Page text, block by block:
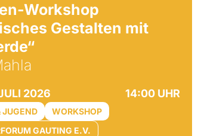
Workshop
Gestalten mit
2026 14:00 UHR
JUGEND
WORKSHOP
GAUTING E.V.